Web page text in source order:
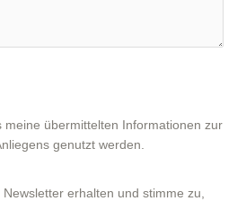
meine übermittelten Informationen zur
genutzt werden.
erhalten und stimme zu,